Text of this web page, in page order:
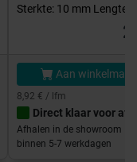
Sterkte: 10 mm Lengte:
Aan
8,92 € / lfm
Direct klaar voor
Afhalen in de showroom 1
binnen 5-7 werkdagen